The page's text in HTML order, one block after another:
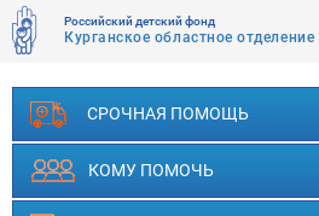
Российский детский фонд
Курганское областное отделение
СРОЧНАЯ ПОМОЩЬ
КОМУ ПОМОЧЬ